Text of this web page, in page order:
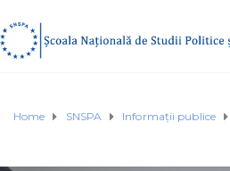
Home SNSPA Informații publice